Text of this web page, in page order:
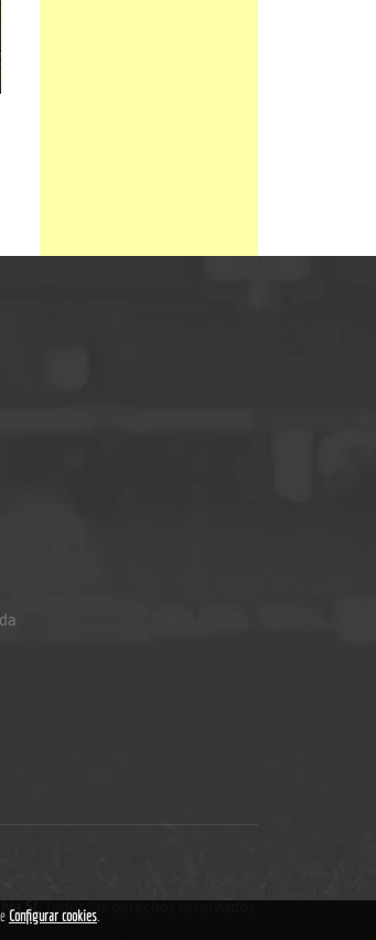
SL .Todos los derechos reservados.
Configurar cookies.